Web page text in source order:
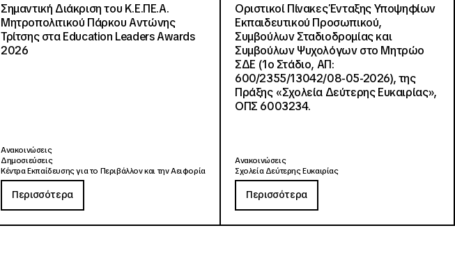
Σημαντική Διάκριση του Κ.Ε.ΠΕ.Α.
Μητροπολιτικού Πάρκου Αντώνης
Τρίτσης στα Education Leaders Awards
2026
Ανακοινώσεις
Δημοσιεύσεις
Κέντρα Εκπαίδευσης για το Περιβάλλον και την Αειφορία
Περισσότερα
Οριστικοί Πίνακες Ένταξης Υποψηφίων
Εκπαιδευτικού Προσωπικού,
Συμβούλων Σταδιοδρομίας και
Συμβούλων Ψυχολόγων στο Μητρώο
ΣΔΕ (1ο Στάδιο, ΑΠ:
600/2355/13042/08-05-2026), της
Πράξης «Σχολεία Δεύτερης Ευκαιρίας»,
ΟΠΣ 6003234.
Ανακοινώσεις
Σχολεία Δεύτερης Ευκαιρίας
Περισσότερα